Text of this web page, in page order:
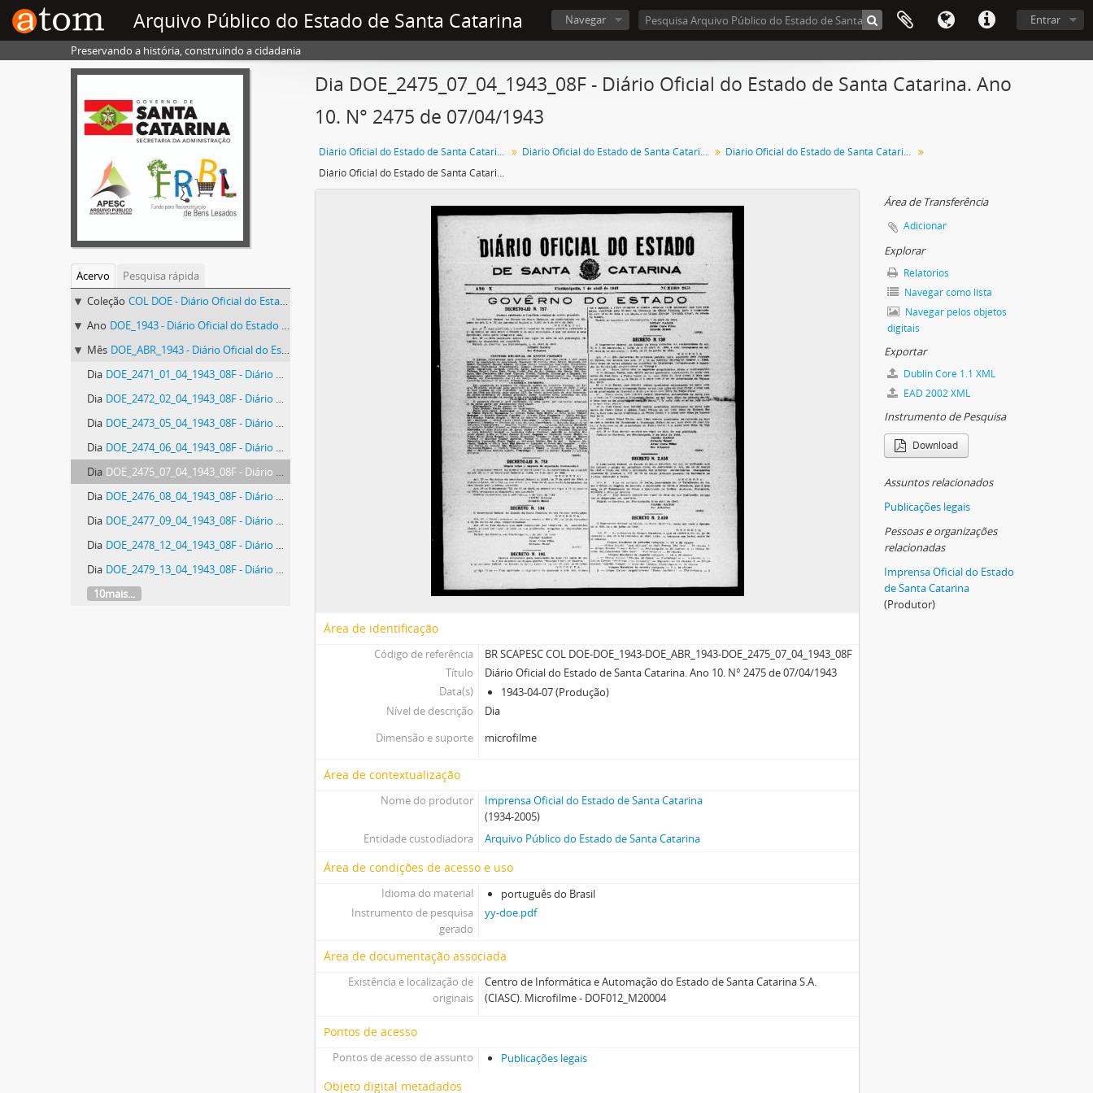
Arquivo Público do Estado de Santa Catarina Entrar
Navegar
Preservando a história, construindo a cidadania
Acervo
Pesquisa rápida
Coleção COL DOE - Diário Oficial do Estado de Santa Catarina
Ano DOE_1943 - Diário Oficial do Estado de Santa Catarina. 1943
Mês DOE_ABR_1943 - Diário Oficial do Estado de Santa Catarina. Abril de 1943
Dia DOE_2471_01_04_1943_08F - Diário Oficial do Estado de Santa Catarina. Ano 10. N° 2471 de 01/04/1943
Dia DOE_2472_02_04_1943_08F - Diário Oficial do Estado de Santa Catarina. Ano 10. N° 2472 de 02/04/1943
Dia DOE_2473_05_04_1943_08F - Diário Oficial do Estado de Santa Catarina. Ano 10. N° 2473 de 05/04/1943
Dia DOE_2474_06_04_1943_08F - Diário Oficial do Estado de Santa Catarina. Ano 10. N° 2474 de 06/04/1943
Dia DOE_2475_07_04_1943_08F - Diário Oficial do Estado de Santa Catarina. Ano 10. N° 2475 de 07/04/1943
Dia DOE_2476_08_04_1943_08F - Diário Oficial do Estado de Santa Catarina. Ano 10. N° 2476 de 08/04/1943
Dia DOE_2477_09_04_1943_08F - Diário Oficial do Estado de Santa Catarina. Ano 10. N° 2477 de 09/04/1943
Dia DOE_2478_12_04_1943_08F - Diário Oficial do Estado de Santa Catarina. Ano 10. N° 2478 de 12/04/1943
Dia DOE_2479_13_04_1943_08F - Diário Oficial do Estado de Santa Catarina. Ano 10. N° 2479 de 13/04/1943
10mais...
Dia DOE_2475_07_04_1943_08F - Diário Oficial do Estado de Santa Catarina. Ano
10. N° 2475 de 07/04/1943
Diário Oficial do Estado de Santa Catarina Diário Oficial do Estado de Santa Catarina. 1943
Diário Oficial do Estado de Santa Catarina. Abril de 1943
Diário Oficial do Estado de Santa Catarina. Ano 10. N° 2475 de 07/04/1943
Área de identificação
Código de referência
BR SCAPESC COL DOE-DOE_1943-DOE_ABR_1943-DOE_2475_07_04_1943_08F
Título
Diário Oficial do Estado de Santa Catarina. Ano 10. N° 2475 de 07/04/1943
Data(s)
1943-04-07 (Produção)
Nível de descrição
Dia
Dimensão e suporte
microfilme
Área de contextualização
Nome do produtor
Imprensa Oficial do Estado de Santa Catarina
(1934-2005)
Entidade custodiadora
Arquivo Público do Estado de Santa Catarina
Área de condições de acesso e uso
Idioma do material
português do Brasil
Instrumento de pesquisa
gerado
yy-doe.pdf
Área de documentação associada
Existência e localização de
originais
Centro de Informática e Automação do Estado de Santa Catarina S.A.
(CIASC). Microfilme - DOF012_M20004
Pontos de acesso
Pontos de acesso de assunto Publicações legais
Objeto digital metadados
Área de Transferência
Adicionar
Explorar
Relatórios
Navegar como lista
Navegar pelos objetos
digitais
Exportar
Dublin Core 1.1 XML
EAD 2002 XML
Instrumento de Pesquisa
Download
Assuntos relacionados
Publicações legais
Pessoas e organizações
relacionadas
Imprensa Oficial do Estado
de Santa Catarina
(Produtor)